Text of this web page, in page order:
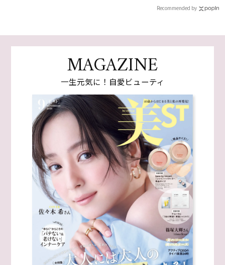
Recommended by
MAGAZINE
一生元気に！自愛ビューティ